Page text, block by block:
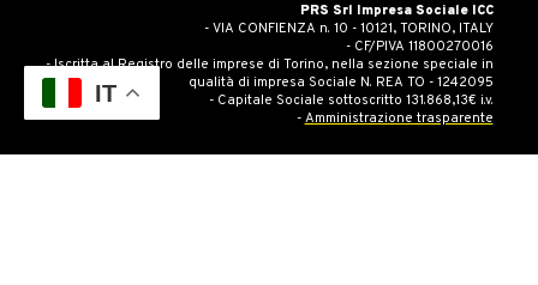
PRS Srl Impresa Sociale ICC
- VIA CONFIENZA n. 10 - 10121, TORINO, ITALY
- CF/PIVA 11800270016
- Iscritta al Registro delle imprese di Torino, nella sezione speciale in
qualità di impresa Sociale N. REA TO - 1242095
- Capitale Sociale sottoscritto 131.868,13€ i.v.
- Amministrazione trasparente
IT